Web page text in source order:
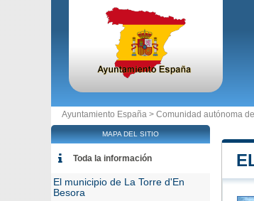
Ayuntamiento España > Comunidad autónoma
MAPA DEL SITIO
Toda la información
El municipio de La Torre d'En
Besora